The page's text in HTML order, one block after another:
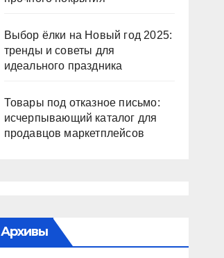
Выбор ёлки на Новый год 2025:
тренды и советы для
идеального праздника
Товары под отказное письмо:
исчерпывающий каталог для
продавцов маркетплейсов
Архивы